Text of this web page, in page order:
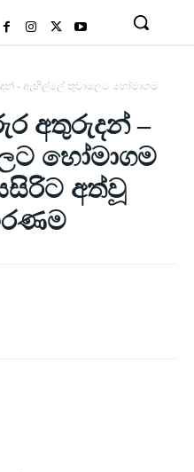
- ඇඟිල්ලේ තුවාලෙට හෝමාගම
අතුරුදන් –
හෝමාගම
අත්වූ